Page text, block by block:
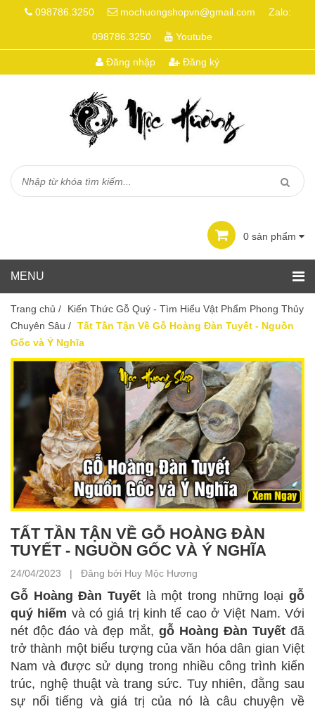
098786.3250 mochuongshopvn@gmail.com Zalo:
098786.3250 Youtube
Đăng nhập Đăng ký
0 sản phẩm
Trang chủ /
Kiến Thức Gỗ Quý - Tìm Hiểu Vật Phẩm Phong Thủy
Chuyên Sâu / Tất Tần Tận Về Gỗ Hoàng Đàn Tuyết - Nguồn
Gốc và Ý Nghĩa
TẤT TẦN TẬN VỀ GỖ HOÀNG ĐÀN
TUYẾT - NGUỒN GỐC VÀ Ý NGHĨA
24/04/2023 | Đăng bởi Huy Mộc Hương
Gỗ Hoàng Đàn Tuyết là một trong những loại gỗ
quý hiếm và có giá trị kinh tế cao ở Việt Nam. Với
nét độc đáo và đẹp mắt, gỗ Hoàng Đàn Tuyếtđã
trở thành một biểu tượng của văn hóa dân gian Việt
Nam và được sử dụng trong nhiều công trình kiến
trúc, nghệ thuật và trang sức. Tuy nhiên, đằng sau
sự nổi tiếng và giá trị của nó là câu chuyện về